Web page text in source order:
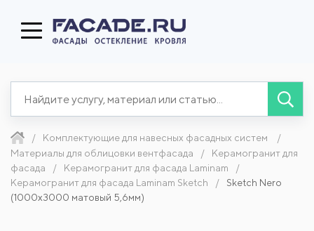
Комплектующие для навесных фасадных систем
Материалы для облицовки вентфасада
Керамогранит для
фасада
Керамогранит для фасада Laminam
Керамогранит для фасада Laminam Sketch
Sketch Nero
(1000x3000 матовый 5,6мм)